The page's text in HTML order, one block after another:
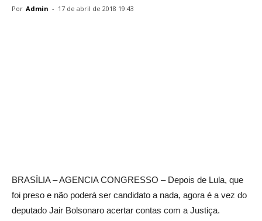
Por Admin - 17 de abril de 2018 19:43
BRASÍLIA – AGENCIA CONGRESSO – Depois de Lula, que
foi preso e não poderá ser candidato a nada, agora é a vez do
deputado Jair Bolsonaro acertar contas com a Justiça.